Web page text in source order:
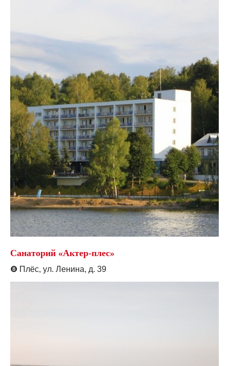
Санаторий «Актер-плес»
❽ Плёс, ул. Ленина, д. 39